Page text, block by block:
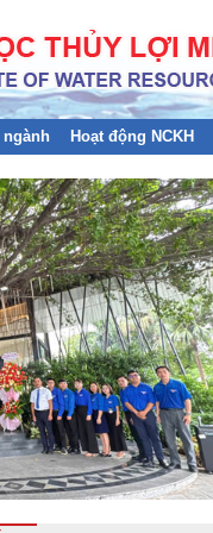
ngành Hoạt động NCKH